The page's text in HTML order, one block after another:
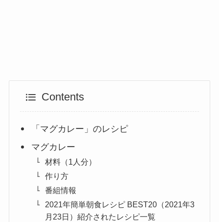
Contents
「マグカレー」のレシピ
マグカレー
材料（1人分）
作り方
番組情報
2021年簡単朝食レシピ BEST20（2021年3
月23日）紹介されたレシピ一覧